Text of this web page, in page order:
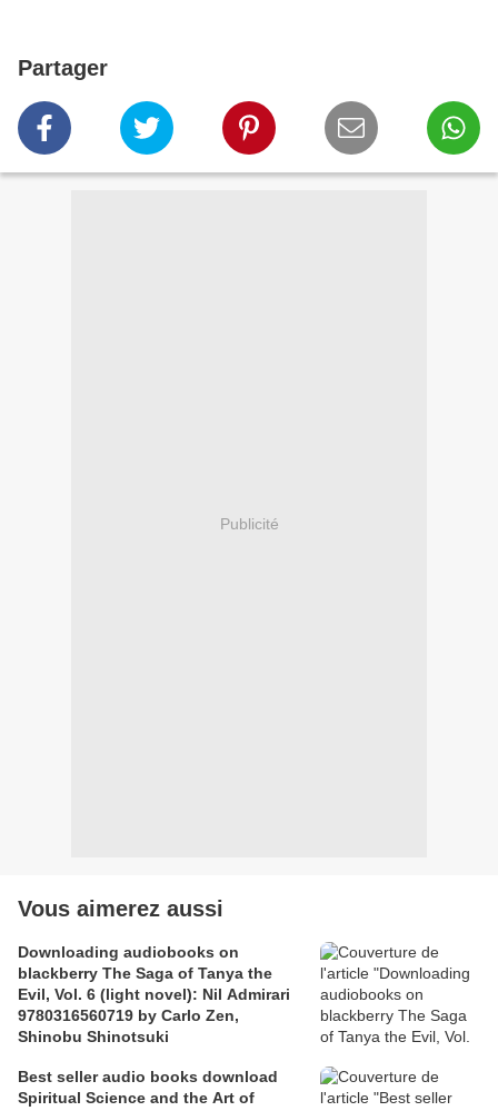
Partager
Publicité
Vous aimerez aussi
Downloading audiobooks on
blackberry The Saga of Tanya the
Evil, Vol. 6 (light novel): Nil Admirari
9780316560719 by Carlo Zen,
Shinobu Shinotsuki
Best seller audio books download
Spiritual Science and the Art of